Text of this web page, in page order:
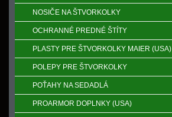
NOSIČE NA ŠTVORKOLKY
OCHRANNÉ PREDNÉ ŠTÍTY
PLASTY PRE ŠTVORKOLKY MAIER (USA)
POLEPY PRE ŠTVORKOLKY
POŤAHY NA SEDADLÁ
PROARMOR DOPLNKY (USA)